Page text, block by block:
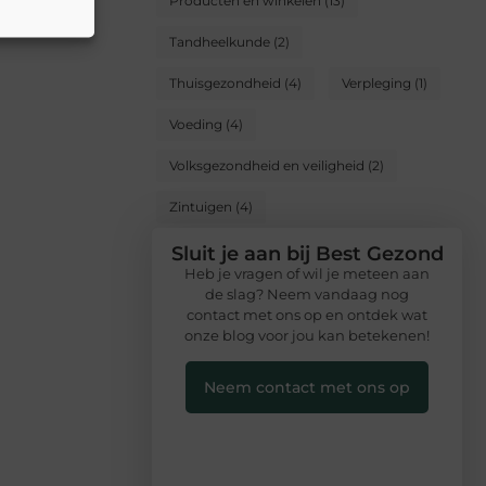
Tandheelkunde (2)
Thuisgezondheid (4) Verpleging (1)
Voeding (4)
Volksgezondheid en veiligheid (2)
Zintuigen (4)
Sluit je aan bij Best Gezond
Heb je vragen of wil je meteen aan
de slag? Neem vandaag nog
contact met ons op en ontdek wat
onze blog voor jou kan betekenen!
Neem contact met ons op